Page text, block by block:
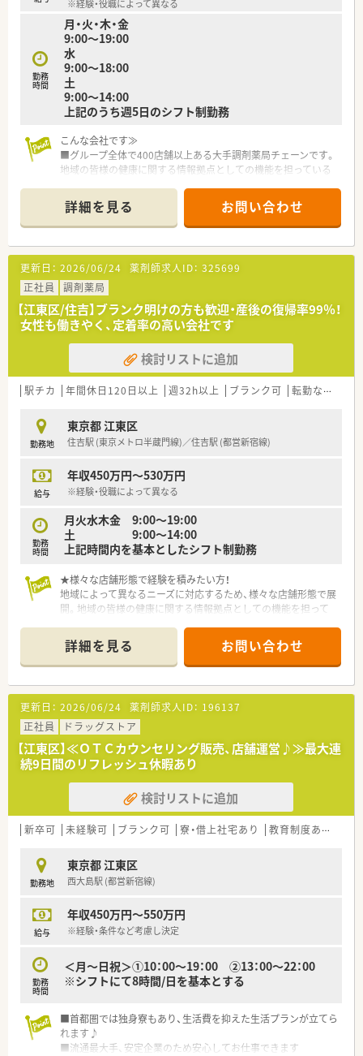
る他、提携の保養施設は全国に40ヵ所あります。
〇産休・育休・時短勤務者2,097人以上等、どれも業界トップクラ
スの実績!
産休、育休取得はもちろんのこと、育児短時間勤務制度を実施
育児休業より復帰後、1日最大2時間短縮して勤務できる制度で
す。
法律では3歳までですが、同社では小学校就学時までの期間利用
可能♪
※経験・役職によって異なる
勤務
時間
月・火・木・金
9:00～19:00
水
9:00～18:00
土
9:00～14:00
上記のうち週5日のシフト制勤務
こんな会社です≫
■グループ全体で400店舗以上ある大手調剤薬局チェーンです。
地域の皆様の健康に関する情報拠点としての機能を担っている
の門前に展開する大型門前型店舗、診療科目が異なる複数のクリ
ニックとなの花薬局が同じ敷地内に同居する医療モール型店舗
など様々な形態で展開していますので、幅広く知識や経験を得る
ことができ長期的に成長ができます。
■豊富なキャリアパスがあります 例：薬局長→ブロック長→教
育部長等
■監査システムの導入をはじめ、最新設備を備えております。
■高度な専門知識による調剤をベースに、早くから在宅医療に取
り組み、全社員が在宅医療に関わることができる環境を構築。
がん治療の副作用モニタリングや緩和ケア、臨床薬学・無菌調製
研修なども実施されています。
またアロマ・ハーブ等の取り扱いにも積極的で、患者様のニーズ
に応えられる薬局を目指しています。
■定着率が高く、残業1分単位で支給等、働きやすさを重視した
≪充実した福利厚生≫
■産育休は法定通り取得でき、休暇中は会社から最新情報誌を自
■復職後も子どもが小学校1年生終了時まで1日最大2時間の時
短勤務が可能です
もあります。
■夏季休暇や年末年始休暇のほか、永年勤続特別休暇や取得しき
れなかった有給休暇は、最大30日まで保存できる保存休暇制度
■ドナー貢献する際の医療貢献特別休暇や一人につき通算93日
間の介護休暇制度があります。
■そのほか、団体総合生活保険加入や各種見舞金、選択型福利厚
≪教育制度も充実！≫
■中途入社向け研修があります（理念、接遇、リスクマネジメン
■2〜3年目薬剤師に向けたフォローアップ研修
■段階を踏み、管理薬剤師研修（マネジメント、財務など）ブロッ
ク長研修（成長戦略、営業力）、接遇研修、病院研修、
EBM（Evidence-Based Medicine）研修、ライブ研修（インターネ
ット経由）なども行っています
≪求める人物像≫
■社会人、医療人としての心得やコミュニケーションスキルがあ
ること
■基礎的な専門知識を有し、常に時代に即した薬学的ケアが実践
≪目指してほしい姿≫
■基礎的な専門知識を有し、常に時代に即した薬学的ケアが実践
でき、かつ地域住民の健康保持増進を支援できること
動できること
■高度な薬学管理を担い、指導的役割を果たせるレベル。または
≪こんな店舗です≫
■内科・外科のクリニックと眼科のクリニックがございます
リアにあり便利です
■店舗の残業時間は月10時間以下です
詳細を見る お問い合わせ
更新日： 2026/06/24 薬剤師求人ID： 325699
正社員
調剤薬局
【江東区/住吉】ブランク明けの方も歓迎・産後の復帰率99％！
女性も働きやく、定着率の高い会社です
検討リストに追加
駅チカ 年間休日120日以上 週32h以上 ブランク可 転勤なし
勤務地
東京都 江東区
住吉駅 (東京メトロ半蔵門線)／住吉駅 (都営新宿線)
給与
年収450万円～530万円
※経験・役職によって異なる
勤務
時間
月火水木金 9:00～19:00
土 9:00～14:00
上記時間内を基本としたシフト制勤務
★様々な店舗形態で経験を積みたい方！
地域によって異なるニーズに対応するため、様々な店舗形態で展
開。地域の皆様の健康に関する情報拠点としての機能を担って
などの門前に展開する大型門前型店舗、診療科目が異なる複数の
クリニックとなの花薬局が同じ敷地内に同居する医療モール型
店舗など様々な形態で展開していますので、幅広く知識や経験を
得ることができ長期的に成長ができます。
★在宅の経験を積みたい方！
なの花薬局は早くから在宅医療に取り組み、全社員が在宅医療に
関わることができる環境を構築。がん治療の副作用モニタリン
グや緩和ケア、臨床薬学・無菌調製研修なども実施されていま
す。地域の在宅医療の更なる推進を目指し、専門性を高めた薬剤
師育成の環境が用意されています。
★真のかかりつけ薬局・薬剤師を目指したい方！
一番身近な“健康の相談役”として、かかりつけ薬剤師を推進。服
患者さまと向き合っています。他の会社様などではよくある、か
かりつけ等のノルマなどはなく、真の相談役を目指されていま
す。
詳細を見る お問い合わせ
更新日： 2026/06/24 薬剤師求人ID： 196137
正社員
ドラッグストア
【江東区】≪ＯＴＣカウンセリング販売、店舗運営♪≫最大連
続9日間のリフレッシュ休暇あり
検討リストに追加
新卒可 未経験可 ブランク可 寮・借上社宅あり 教育制度あり
勤務地
東京都 江東区
西大島駅 (都営新宿線)
給与
年収450万円～550万円
※経験・条件など考慮し決定
勤務
時間
＜月～日祝＞①10：00～19：00 ②13：00～22：00
※シフトにて8時間/日を基本とする
■首都圏では独身寮もあり、生活費を抑えた生活プランが立てら
れます♪
■流通最大手、安定企業のため安心してお仕事できます